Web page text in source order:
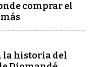
comprar el
la historia del